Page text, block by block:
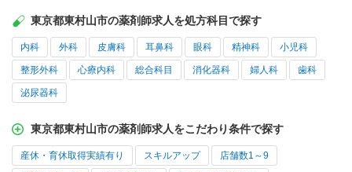
東京都東村山市の薬剤師求人を処方科目で探す
内科 外科 皮膚科 耳鼻科 眼科 精神科 小児科
整形外科 心療内科 総合科目 消化器科 婦人科 歯科
泌尿器科
東京都東村山市の薬剤師求人をこだわり条件で探す
産休・育休取得実績有り スキルアップ 店舗数1～9